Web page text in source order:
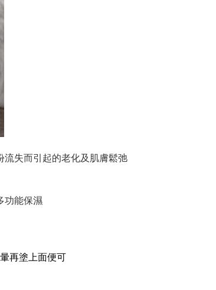
流失而引起的老化及肌膚鬆弛
功能保濕
再塗上面便可